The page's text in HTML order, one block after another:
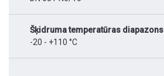
Šķidruma temperatūras diapazons
-20 - +110 °C